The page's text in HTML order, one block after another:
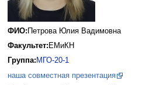
ФИО: Петрова Юлия Вадимовна
Факультет: ЕМиКН
Группа: МГО-20-1
наша совместная презентация